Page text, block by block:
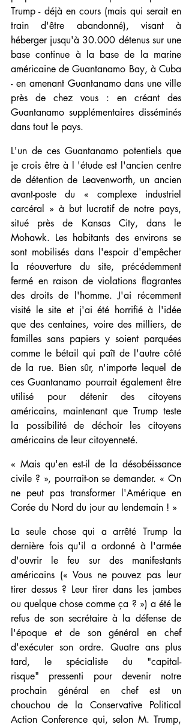
Trump - déjà en cours (mais qui serait en
train d'être abandonné), visant à
héberger jusqu'à 30.000 détenus sur une
base continue à la base de la marine
américaine de Guantanamo Bay, à Cuba
- en amenant Guantanamo dans une ville
près de chez vous : en créant des
Guantanamo supplémentaires disséminés
dans tout le pays.
L'un de ces Guantanamo potentiels que
je crois être à l 'étude est l'ancien centre
de détention de Leavenworth, un ancien
avant-poste du « complexe industriel
carcéral » à but lucratif de notre pays,
situé près de Kansas City, dans le
Mohawk. Les habitants des environs se
sont mobilisés dans l'espoir d'empêcher
la réouverture du site, précédemment
fermé en raison de violations flagrantes
des droits de l'homme. J'ai récemment
visité le site et j'ai été horrifié à l'idée
que des centaines, voire des milliers, de
familles sans papiers y soient parquées
comme le bétail qui paît de l'autre côté
de la rue. Bien sûr, n'importe lequel de
ces Guantanamo pourrait également être
utilisé pour détenir des citoyens
américains, maintenant que Trump teste
la possibilité de déchoir les citoyens
américains de leur citoyenneté.
« Mais qu'en est-il de la désobéissance
civile ? », pourrait-on se demander. « On
ne peut pas transformer l'Amérique en
Corée du Nord du jour au lendemain ! »
La seule chose qui a arrêté Trump la
dernière fois qu'il a ordonné à l'armée
d'ouvrir le feu sur des manifestants
américains (« Vous ne pouvez pas leur
tirer dessus ? Leur tirer dans les jambes
ou quelque chose comme ça ? ») a été le
refus de son secrétaire à la défense de
l'époque et de son général en chef
d'exécuter son ordre. Quatre ans plus
tard, le spécialiste du "capital-
risque" pressenti pour devenir notre
prochain général en chef est un
chouchou de la Conservative Political
Action Conference qui, selon M. Trump,